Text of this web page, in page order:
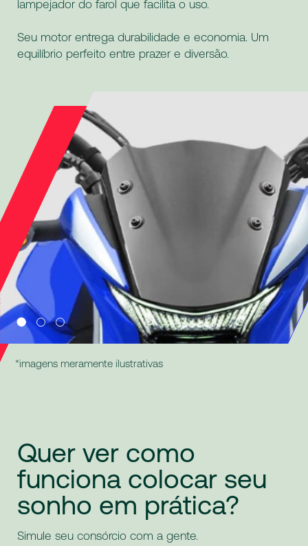
lampejador do farol que facilita o uso.
Seu motor entrega durabilidade e economia. Um
equilíbrio perfeito entre prazer e diversão.
*imagens meramente ilustrativas
Quer ver como
funciona colocar seu
sonho em prática?
Simule seu consórcio com a gente.